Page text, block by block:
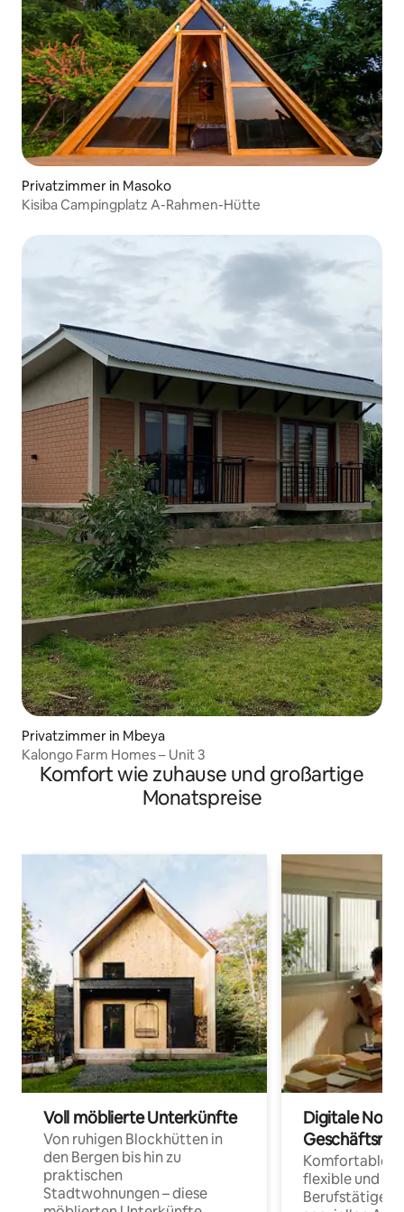
Privatzimmer in Masoko
Kisiba Campingplatz A-Rahmen-Hütte
Privatzimmer in Mbeya
Kalongo Farm Homes – Unit 3
Komfort wie zuhause und großartige
Monatspreise
Voll möblierte Unterkünfte
Von ruhigen Blockhütten in
den Bergen bis hin zu
praktischen
Stadtwohnungen – diese
Digitale
Komfortable
flexible und
Berufstätige